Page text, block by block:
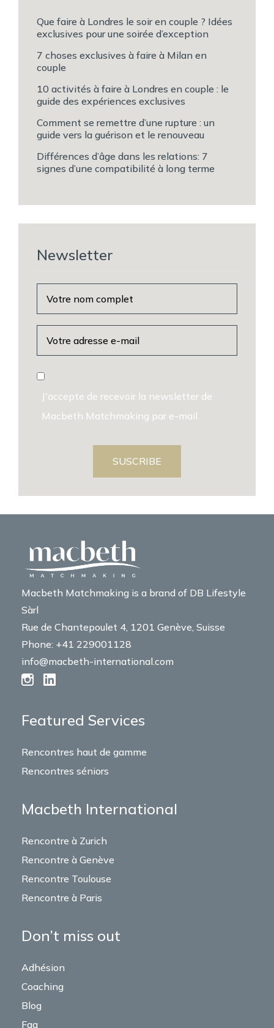
Que faire à Londres le soir en couple ? Idées
exclusives pour une soirée d’exception
7 choses exclusives à faire à Milan en
couple
10 activités à faire à Londres en couple : le
guide des expériences exclusives
Comment se remettre d’une rupture : un
guide vers la guérison et le renouveau
Différences d’âge dans les relations: 7
signes d’une compatibilité à long terme
Newsletter
J'accepte de recevoir la newsletter de
Macbeth Matchmaking par e-mail.
SUSCRIBE
Macbeth Matchmaking is a brand of DB Lifestyle
Sàrl
Rue de Chantepoulet 4, 1201 Genève, Suisse
Phone: +41 229001128
info@macbeth-international.com
Featured Services
Rencontres haut de gamme
Rencontres séniors
Macbeth International
Rencontre à Zurich
Rencontre à Genève
Rencontre Toulouse
Rencontre à Paris
Don’t miss out
Adhésion
Coaching
Blog
Faq